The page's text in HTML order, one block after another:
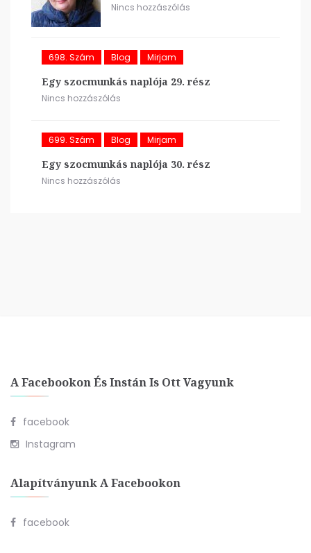
Nincs hozzászólás
698. Szám Blog Mirjam
Egy szocmunkás naplója 29. rész
Nincs hozzászólás
699. Szám Blog Mirjam
Egy szocmunkás naplója 30. rész
Nincs hozzászólás
A Facebookon És Instán Is Ott Vagyunk
facebook
Instagram
Alapítványunk A Facebookon
facebook